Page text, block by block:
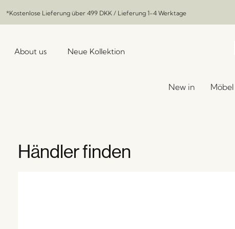
*Kostenlose Lieferung über 499 DKK / Lieferung 1-4 Werktage
About us Neue Kollektion
New in Möbel
Händler finden